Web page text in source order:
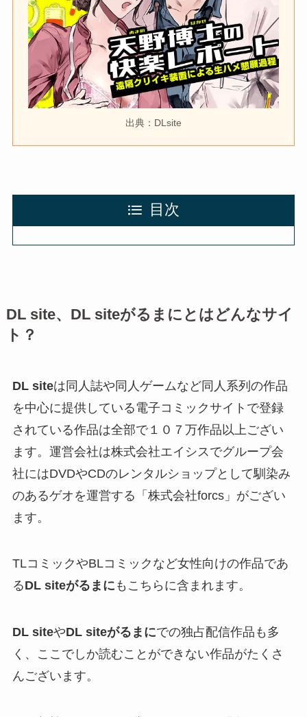
出典：DLsite
目次
DL site、 DL siteがるまに とはどんなサイ
ト？
DL siteは同人誌や同人ゲームなど同人系列の作品
を中心に提供している電子コミックサイトで登録
されている作品は全部で１０７万作品以上ござい
ます。運営会社は株式会社エイシスでグループ会
社にはDVDやCDのレンタルショップとして馴染み
のあるゲオを運営する「株式会社forcs」がござい
ます。
TLコミックやBLコミックなど女性向けの作品であ
るDL siteがるまに もこちらに含まれます。
DL siteやDL siteがるまにでの独占配信作品も多
く、ここでしか読むことができない作品がたくさ
んございます。